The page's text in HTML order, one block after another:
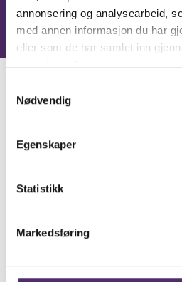
annonsering og analysearbeid,
med annen informasjon du har
eller som de har samlet inn
tjenestene deres.
Nødvendig
Egenskaper
Statistikk
Markedsføring
Bilder fra